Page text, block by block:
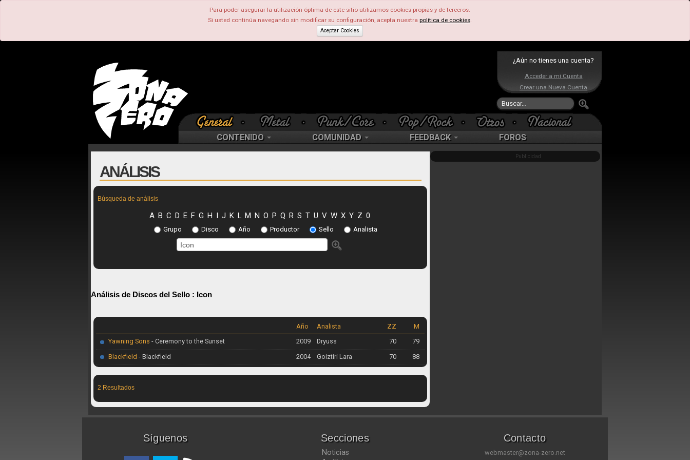
Para poder asegurar la utilización óptima de este sitio utilizamos cookies propias y de terceros.
Si usted continúa navegando sin modificar su configuración, acepta nuestra política de cookies.
Aceptar Cookies
¿Aún no tienes una cuenta?
Acceder a mi Cuenta
Crear una Nueva Cuenta
CONTENIDO COMUNIDAD FEEDBACK FOROS
ANÁLISIS
Búsqueda de análisis
A B C D E F G H I J K L M N O P Q R S T U V W X Y Z 0
Grupo Disco Año Productor Sello Analista
Análisis de Discos del Sello : Icon
M
ZZ
Analista
Año
Yawning Sons - Ceremony to the Sunset 79
70
Dryuss
2009
Blackfield - Blackfield 88
70
Goiztiri Lara
2004
2 Resultados
Publicidad
Síguenos Secciones
Noticias
Contacto
webmaster@zona-zero.net